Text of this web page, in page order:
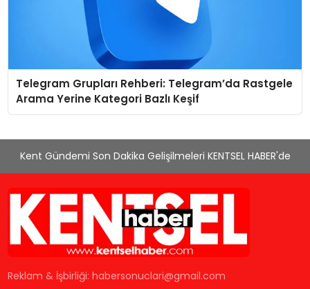
Telegram Grupları Rehberi: Telegram’da Rastgele
Arama Yerine Kategori Bazlı Keşif
Kent Gündemi Son Dakika Gelişilmeleri KENTSEL HABER'de
Reklam & İşbirliği:habersonuclari@gmail.com